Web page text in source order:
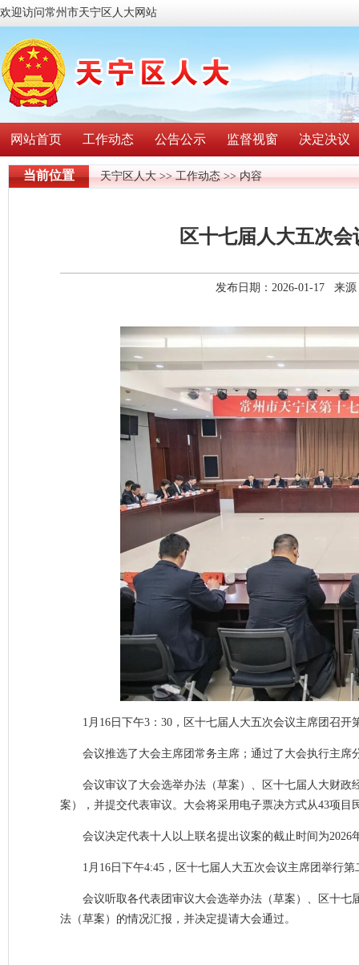
欢迎访问常州市天宁区人大网站
网站首页 工作动态 公告公示 监督视窗 决定决议
当前位置 天宁区人大>>工作动态>> 内容
区十七届人大五次
发布日期：2026-01-17 来
1月16日下午3：30，区十七届人大五次会议主席团召
会议推选了大会主席团常务主席；通过了大会执行主
会议审议了大会选举办法（草案）、区十七届人大财
案），并提交代表审议。大会将采用电子票决方式从43项
会议决定代表十人以上联名提出议案的截止时间为2026
1月16日下午4:45，区十七届人大五次会议主席团举行
会议听取各代表团审议大会选举办法（草案）、区十
法（草案）的情况汇报，并决定提请大会通过。